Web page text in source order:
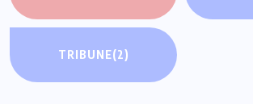
TRIBUNE(2)